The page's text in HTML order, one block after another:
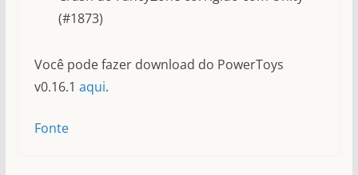
(#1873)
Você pode fazer download do PowerToys
v0.16.1 aqui.
Fonte